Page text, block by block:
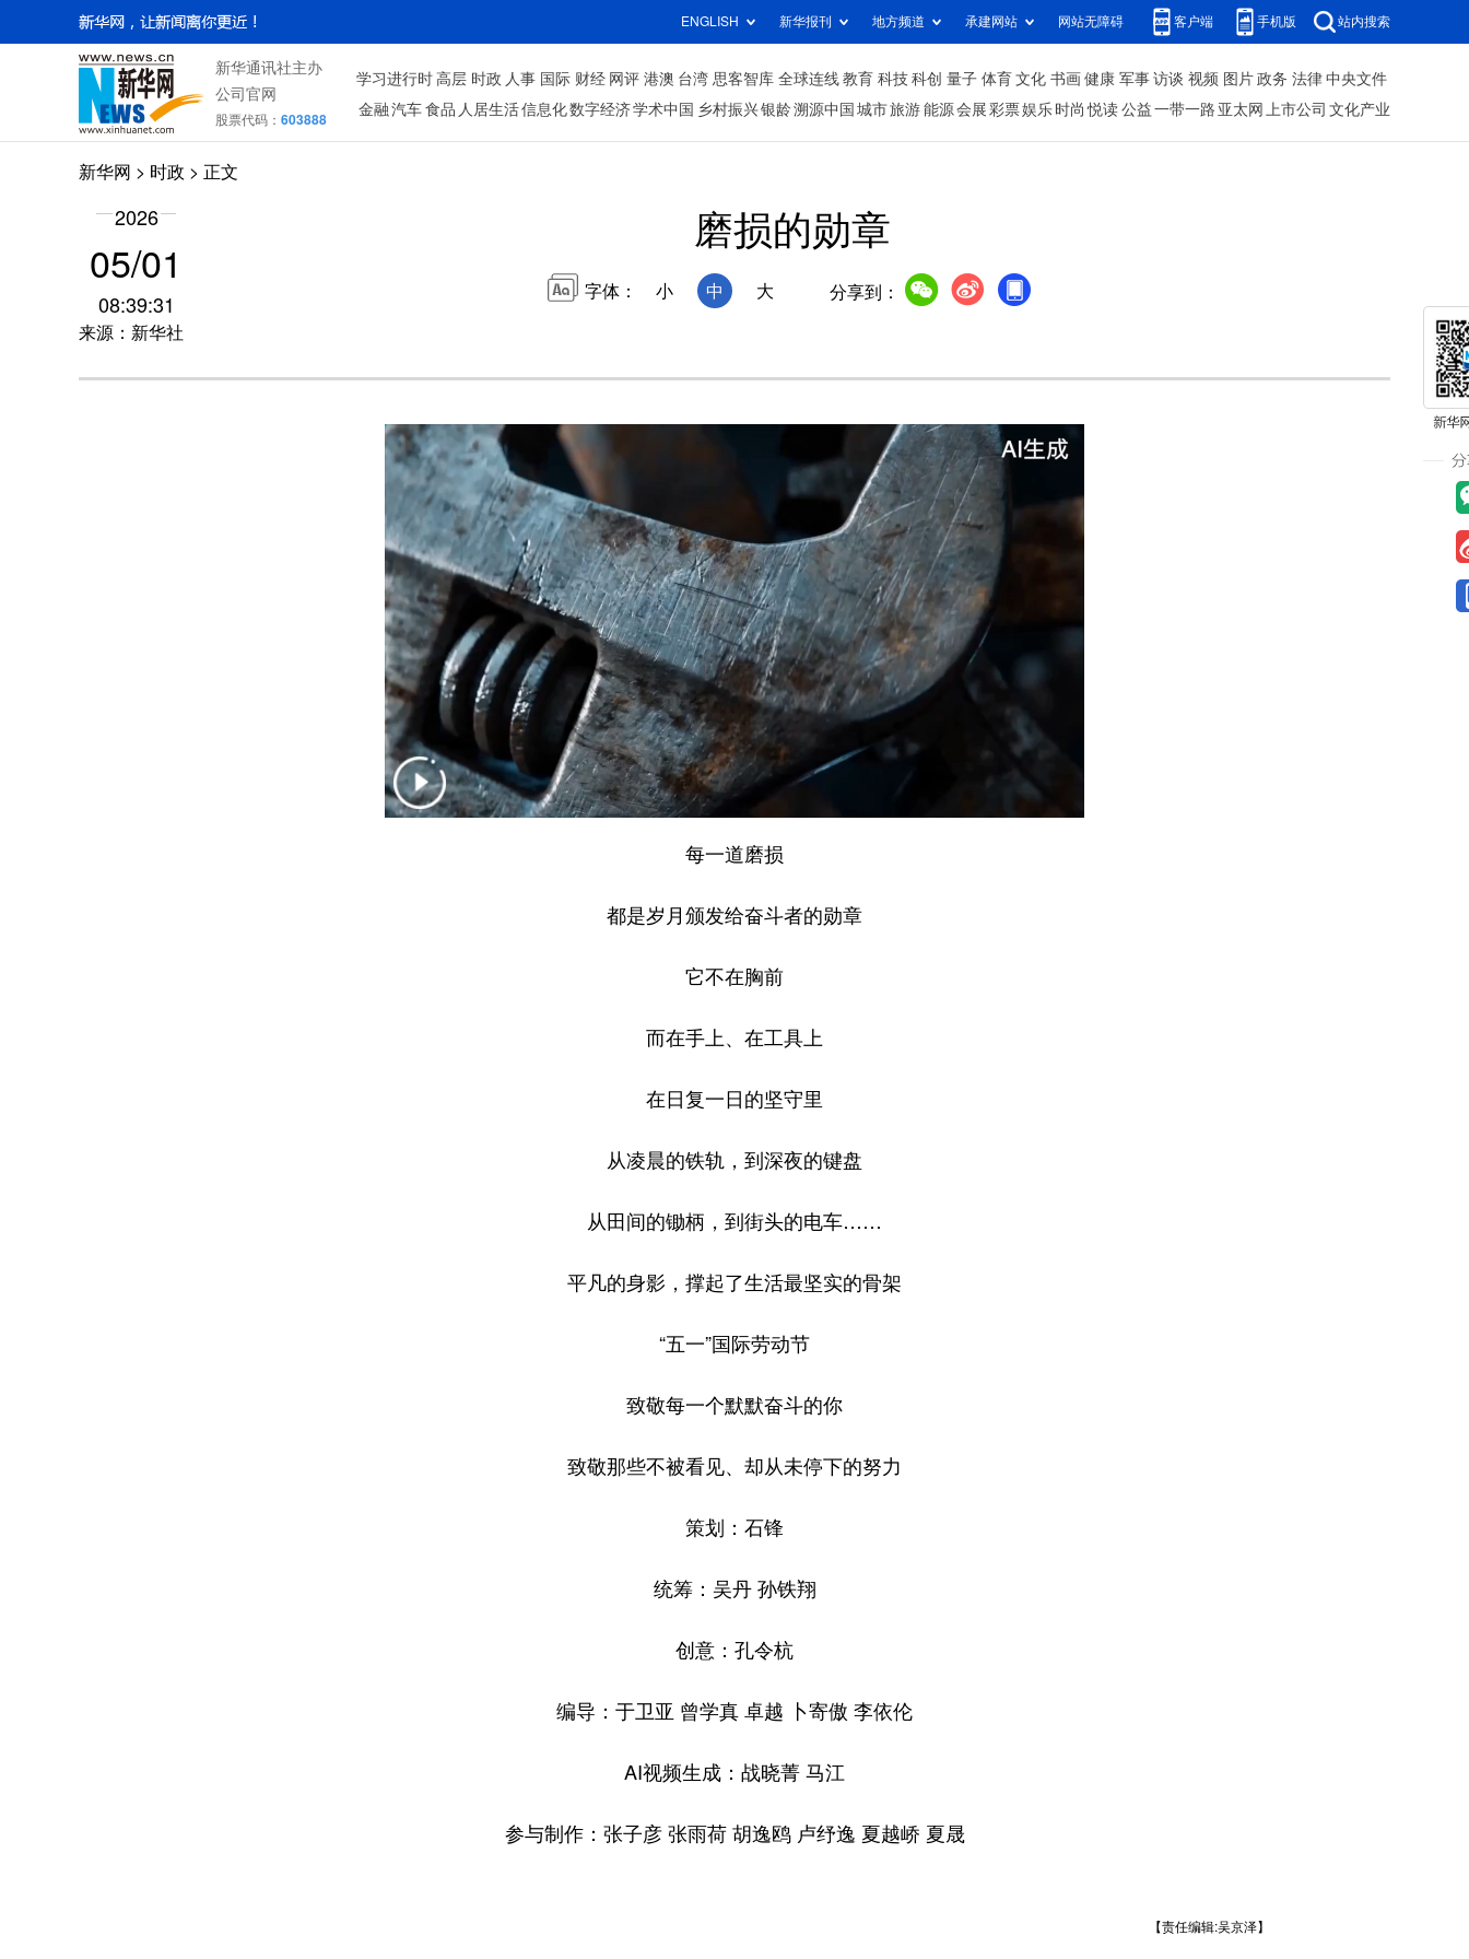
ENGLISH 新华报刊 地方频道 承建网站 网站无障碍 客户端 手机版 站内搜索
新华通讯社主办
公司官网
股票代码： 603888
学习进行时 高层 时政 人事 国际 财经 网评 港澳 台湾 思客智库 全球连线 教育 科技 科创 量子 体育 文化 书画 健康 军事 访谈 视频 图片 政务 法律 中央文件
金融 汽车 食品 人居生活信息化数字经济学术中国 乡村振兴银龄溯源中国 城市旅游 能源 会展 彩票娱乐 时尚 悦读 公益 一带一路 亚太网 上市公司 文化产业
新华网 > 时政 > 正文
2026
05/01
08:39:31
来源：新华社
磨损的勋章
字体： 小 中 大 分享到：
每一道磨损
都是岁月颁发给奋斗者的勋章
它不在胸前
而在手上、在工具上
在日复一日的坚守里
从凌晨的铁轨，到深夜的键盘
从田间的锄柄，到街头的电车……
平凡的身影，撑起了生活最坚实的骨架
“五一”国际劳动节
致敬每一个默默奋斗的你
致敬那些不被看见、却从未停下的努力
策划：石锋
统筹：吴丹 孙铁翔
创意：孔令杭
编导：于卫亚 曾学真 卓越 卜寄傲 李依伦
AI视频生成：战晓菁 马江
参与制作：张子彦 张雨荷 胡逸鸥 卢纾逸 夏越峤 夏晟
【责任编辑:吴京泽】